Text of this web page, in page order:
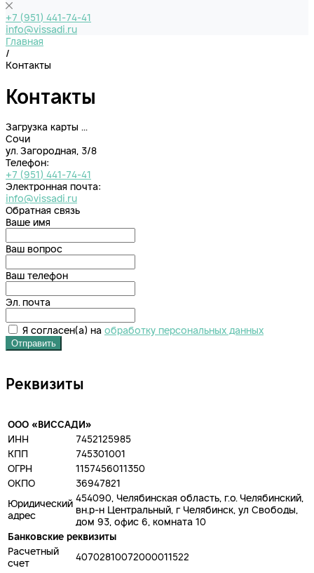
+7 (951) 441-74-41
info@vissadi.ru
Главная
/
Контакты
Контакты
Загрузка карты ...
Сочи
ул. Загородная, 3/8
Телефон:
+7 (951) 441-74-41
Электронная почта:
info@vissadi.ru
Обратная связь
Ваше имя
Ваш вопрос
Ваш телефон
Эл. почта
Я согласен(а) на обработку персональных данных
Отправить
Реквизиты
ООО «ВИССАДИ»
ИНН
7452125985
КПП
745301001
ОГРН
1157456011350
ОКПО
36947821
Юридический
адрес
454090, Челябинская область, г.о. Челябинский,
вн.р-н Центральный, г Челябинск, ул Свободы,
дом 93, офис 6, комната 10
Банковские реквизиты
Расчетный
счет
40702810072000011522